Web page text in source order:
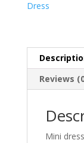
size
1414BDR
quantity
Dress
Reviews
Mini